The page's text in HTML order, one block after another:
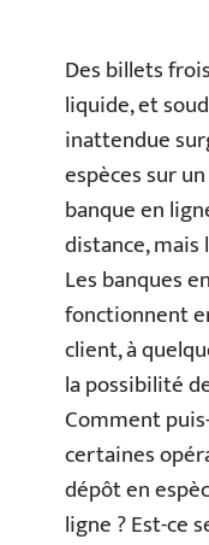
Des billets
liquide, et
inattendue
espèces sur
banque en
distance, mais
Les banques
fonctionnent
client, à
la possibilité
Comment
certaines
dépôt en
ligne ? Est-ce